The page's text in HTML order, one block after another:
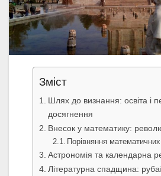
Зміст
Шлях до визнання: освіта і
досягнення
Внесок у математику:
Порівняння математичних
Астрономія та календарна
Літературна спадщина: